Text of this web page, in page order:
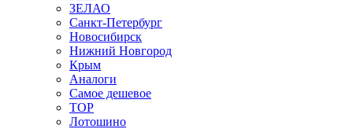
ЗЕЛАО
Санкт-Петербург
Новосибирск
Нижний Новгород
Крым
Аналоги
Самое дешевое
TOP
Лотошино